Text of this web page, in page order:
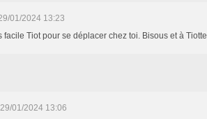
01/2024 13:23
facile Tiot pour se déplacer chez toi. Bisous et à Tiotte
29/01/2024 13:06